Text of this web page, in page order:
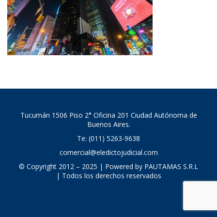
Tucumán 1506 Piso 2° Oficina 201 Ciudad Autónoma de
Buenos Aires.
Te: (011) 5263-9638
comercial@eledictojudicial.com
© Copyright 2012 – 2025 | Powered by PAUTAMAS S.R.L
| Todos los derechos reservados